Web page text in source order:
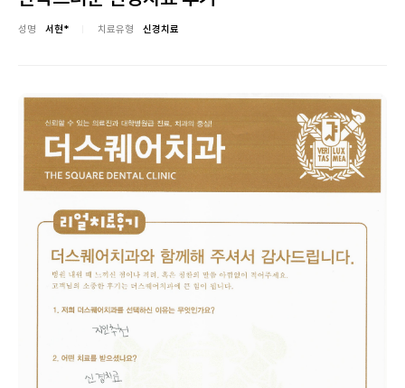
성명 서현* 치료유형 신경치료